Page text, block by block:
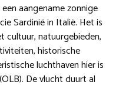
aangename zonnige
Sardinië in Italië. Het is
cultuur, natuurgebieden,
historische
luchthaven hier is
De vlucht duurt al